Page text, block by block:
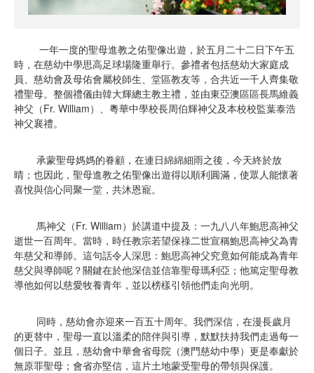
一年一度的聖母進教之佑聖像出遊，於五月二十二日下午五
時，在慈幼中學思高足球場隆重舉行。參禮者包括慈幼大家庭成
員、慈幼會及母佑會屬校師生、堂區教友等，合共近一千人齊集敬
禮聖母。整個禮儀由韓大輝總主教主禮，並由東亞澳區區長馬維義
神父（Fr. William）、粵華中學校長周伯輝神父及本校校監葉泰浩
神父襄禮。
承蒙聖母媽媽的眷顧，在連日綿綿細雨之後，今天終於放
晴；也因此，聖母進教之佑聖像出遊得以順利圓滿，使眾人能懷著
喜悅與信心同聚一堂，共沐恩寵。
馬神父（Fr. William）於講道中提及：一九八八年鮑思高神父
逝世一百周年。當時，時任教宗若望保祿二世宣稱鮑思高神父為青
年慈父和導師。這句話令人深思：鮑思高神父究竟如何能成為青年
慈父與導師呢？關鍵在於他深信並信靠聖母瑪利亞；他篤定聖母教
導他如何以慈愛牧養青年，並以榜樣引領他們走向光明。
同時，慈幼會亦迎來一百五十周年。我們深信，在漫長歲月
的更替中，聖母一直以溫柔的陪伴與引導，默默扶持我們走過每一
個日子。並且，慈幼會中華會省母院（澳門慈幼中學）更是奉獻於
無原罪聖母；會省亦堅信，這片土地蒙受聖母的帶領與保護。